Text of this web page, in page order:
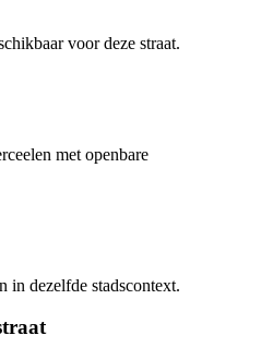
voor deze straat.
met openbare
in dezelfde stadscontext.